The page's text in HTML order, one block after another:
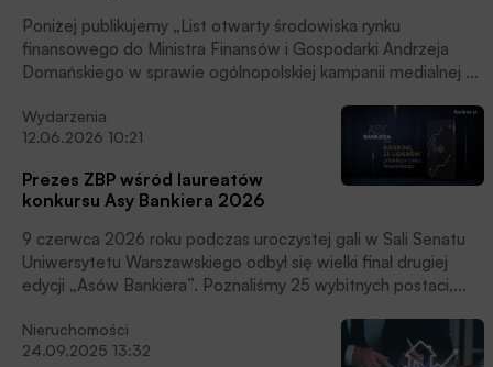
Poniżej publikujemy „List otwarty środowiska rynku
finansowego do Ministra Finansów i Gospodarki Andrzeja
Domańskiego w sprawie ogólnopolskiej kampanii medialnej na
świadomości finansowej Polaków” zamieszczony na stronie
internetowej Związku Banków Polskich.
Wydarzenia
12.06.2026 10:21
Prezes ZBP wśród laureatów
konkursu Asy Bankiera 2026
9 czerwca 2026 roku podczas uroczystej gali w Sali Senatu
Uniwersytetu Warszawskiego odbył się wielki finał drugiej
edycji „Asów Bankiera”. Poznaliśmy 25 wybitnych postaci,
finansowy. Zwycięzców wyłoniła kapituła składająca się z 14
autorytetów świata finansów, nauki, prawa i biznesu.,
Nieruchomości
24.09.2025 13:32